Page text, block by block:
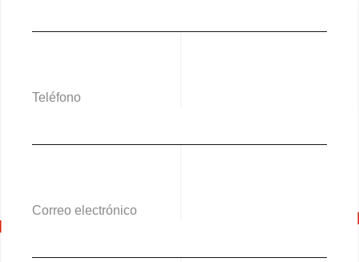
Teléfono
Correo electrónico